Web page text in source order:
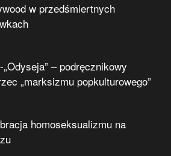
w przedśmiertnych
– podręcznikowy
„marksizmu popkulturowego”
homoseksualizmu na